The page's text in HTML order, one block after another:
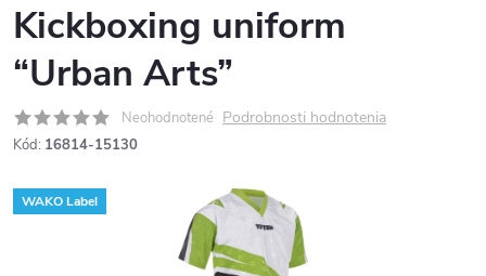
Kickboxing uniform
“Urban Arts”
Neohodnotené Podrobnosti hodnotenia
Kód: 16814-15130
WAKO Label